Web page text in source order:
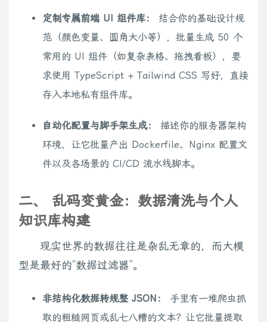
定制专属前端 UI 组件库：
结合你的基础设计规
范（颜色变量、圆角大小等），批量生成 50 个
常用的 UI 组件（如复杂表格、拖拽看板），要
求使用 TypeScript + Tailwind CSS 写好，直接
存入本地私有组件库。
自动化配置与脚手架生成：
描述你的服务器架构
环境，让它批量产出 Dockerfile、Nginx 配置文
件以及各场景的 CI/CD 流水线脚本。
二、 乱码变黄金：数据清洗与个人
知识库构建
现实世界的数据往往是杂乱无章的，而大模
型是最好的“数据过滤器”。
非结构化数据转规整 JSON：
手里有一堆爬虫抓
取的粗糙网页或乱七八糟的文本？让它批量提取